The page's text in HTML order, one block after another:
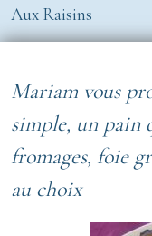
Aux Raisins
Mariam vous
simple, un pain
fromages, foie
au choix